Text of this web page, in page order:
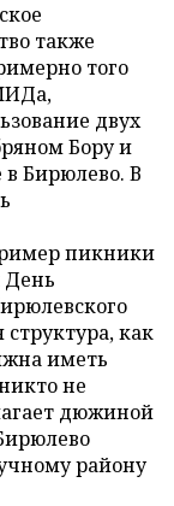
также
того
двух
Бору и
в Бирюлево. В
пикники
День
как
иметь
не
дюжиной
району